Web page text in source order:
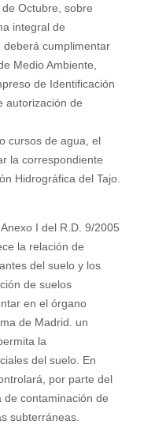
Octubre, sobre
integral de
deberá cumplimentar
Medio Ambiente,
de Identificación
autorización de
cursos de agua, el
la correspondiente
Hidrográfica del Tajo.
I del R.D. 9/2005
la relación de
del suelo y los
de suelos
en el órgano
de Madrid. un
la
del suelo. En
por parte del
de contaminación de
subterráneas.